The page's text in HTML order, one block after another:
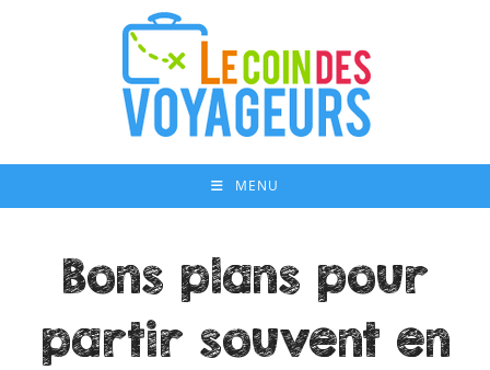
MENU
Bons plans pour
partir souvent en